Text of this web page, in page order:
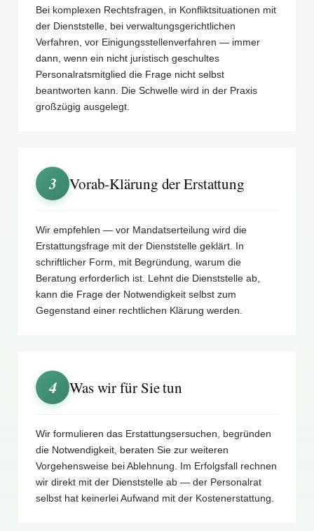
Bei komplexen Rechtsfragen, in Konfliktsituationen mit
der Dienststelle, bei verwaltungsgerichtlichen
Verfahren, vor Einigungsstellenverfahren — immer
dann, wenn ein nicht juristisch geschultes
Personalratsmitglied die Frage nicht selbst
beantworten kann. Die Schwelle wird in der Praxis
großzügig ausgelegt.
3 Vorab-Klärung der Erstattung
Wir empfehlen — vor Mandatserteilung wird die
Erstattungsfrage mit der Dienststelle geklärt. In
schriftlicher Form, mit Begründung, warum die
Beratung erforderlich ist. Lehnt die Dienststelle ab,
kann die Frage der Notwendigkeit selbst zum
Gegenstand einer rechtlichen Klärung werden.
4 Was wir für Sie tun
Wir formulieren das Erstattungsersuchen, begründen
die Notwendigkeit, beraten Sie zur weiteren
Vorgehensweise bei Ablehnung. Im Erfolgsfall rechnen
wir direkt mit der Dienststelle ab — der Personalrat
selbst hat keinerlei Aufwand mit der Kostenerstattung.